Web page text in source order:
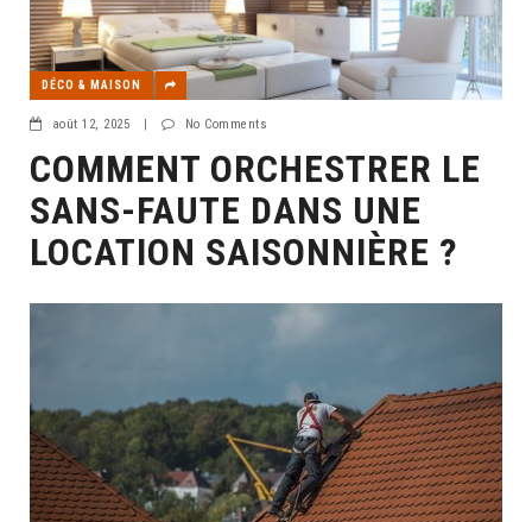
DÉCO & MAISON
août 12, 2025 | No Comments
COMMENT ORCHESTRER LE
SANS-FAUTE DANS UNE
LOCATION SAISONNIÈRE ?